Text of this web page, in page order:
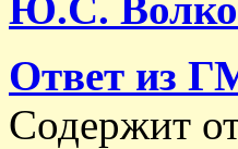
Ответ из
Содержит